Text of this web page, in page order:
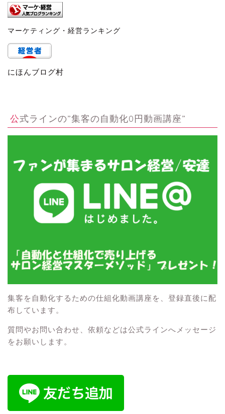
マーケティング・経営ランキング
にほんブログ村
公式ラインの”集客の自動化0円動画講座”
集客を自動化するための仕組化動画講座を、登録直後に配
布しています。
質問やお問い合わせ、依頼などは公式ラインへメッセージ
をお願いします。